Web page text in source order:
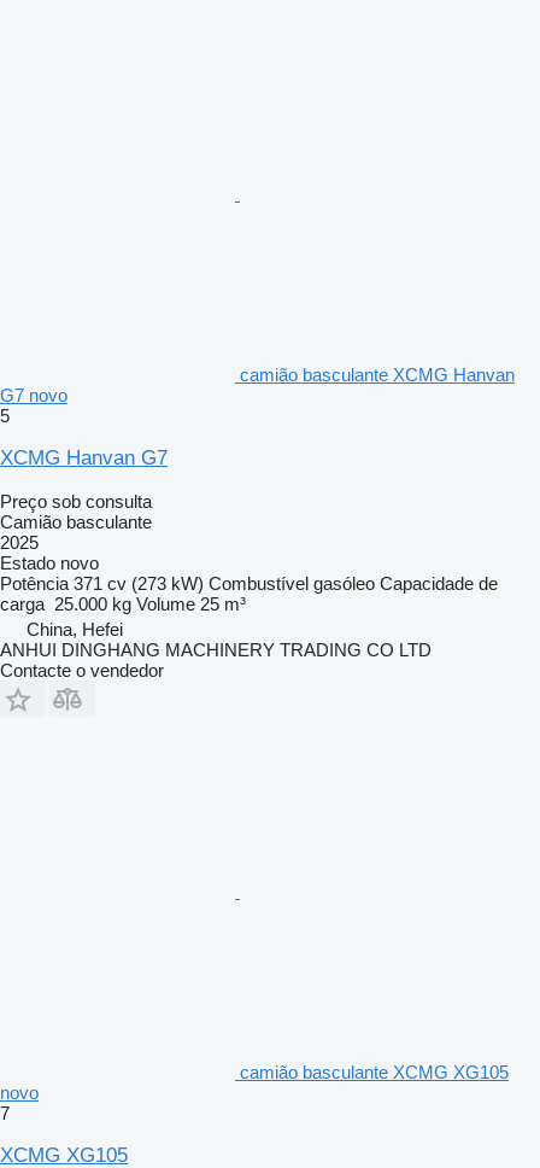
camião basculante XCMG Hanvan
G7 novo
5
XCMG Hanvan G7
Preço sob consulta
Camião basculante
2025
Estado novo
Potência 371 cv (273 kW) Combustível gasóleo Capacidade de
carga 25.000 kg Volume 25 m³
China, Hefei
ANHUI DINGHANG MACHINERY TRADING CO LTD
Contacte o vendedor
camião basculante XCMG XG105
novo
7
XCMG XG105